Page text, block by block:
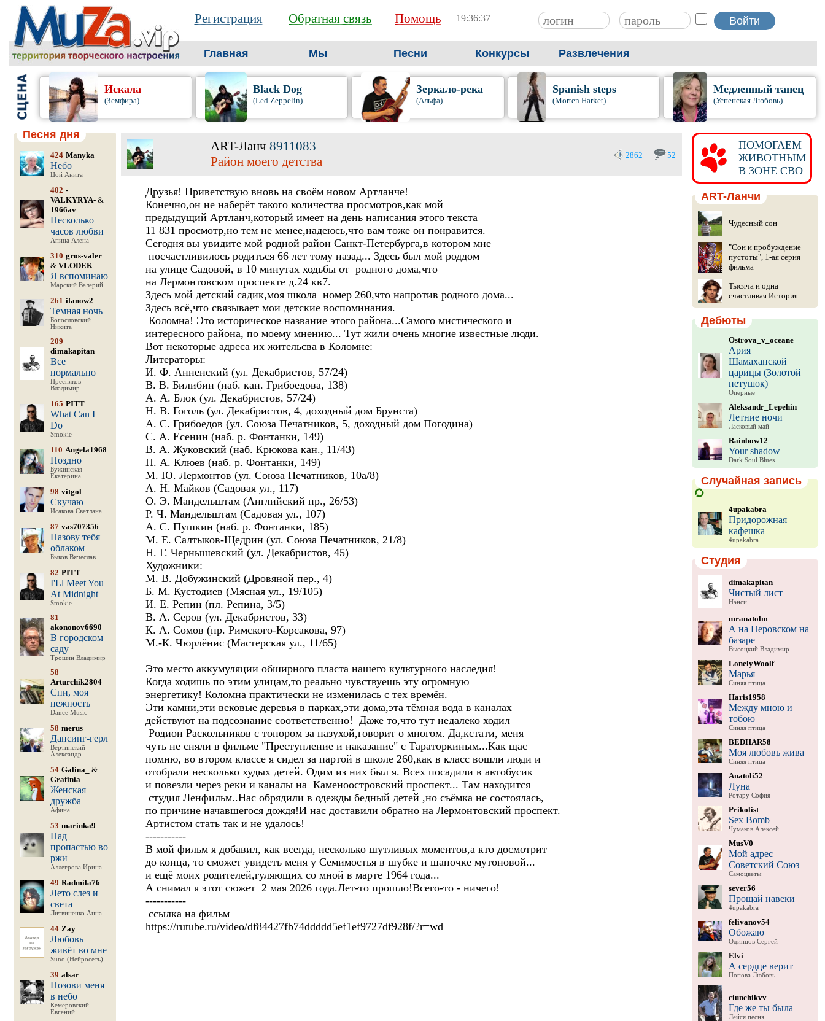
Регистрация Обратная связь Помощь 19:36:38
Главная Мы Песни Конкурсы Развлечения
Искала
(Земфира)
Black Dog
(Led Zeppelin)
Зеркало-река
(Альфа)
Spanish steps
(Morten Harket)
Медленный танец
(Успенская Любовь)
Песня дня
424 Manyka
Небо
Цой Анита
402 -
VALKYRYA-&
1966av
Несколько
часов любви
Апина Алена
310 gros-valer
& VLODEK
Я вспоминаю
Марский Валерий
261 ifanow2
Темная ночь
Богословский
Никита
209
dimakapitan
Все
нормально
Пресняков
Владимир
165 PITT
What Can I
Do
Smokie
110 Angela1968
Поздно
Бужинская
Екатерина
98 vitgol
Скучаю
Исакова Светлана
87 vas707356
Назову тебя
облаком
Быков Вячеслав
82 PITT
I'Ll Meet You
At Midnight
Smokie
81
akononov6690
В городском
саду
Трошин Владимир
58
Arturchik2804
Спи, моя
нежность
Dance Music
58 merus
Дансинг-герл
Вертинский
Александр
54 Galina_
&
Grafinia
Женская
дружба
Афина
53 marinka9
Над
пропастью во
ржи
Аллегрова Ирина
49 Radmila76
Лето слез и
света
Литвиненко Анна
44 Zay
Любовь
живёт во мне
Suno (Нейросеть)
39 alsar
Позови меня
в небо
Кемеровский
Евгений
ART-Ланч 8911083
Район моего детства
2862 52
Друзья! Приветствую вновь на своём новом Артланче!
Конечно,он не наберёт такого количества просмотров,как мой
предыдущий Артланч,который имеет на день написания этого текста
11 831 просмотр,но тем не менее,надеюсь,что вам тоже он понравится.
Сегодня вы увидите мой родной район Санкт-Петербурга,в котором мне
посчастливилось родиться 66 лет тому назад... Здесь был мой роддом
на улице Садовой, в 10 минутах ходьбы от родного дома,что
на Лермонтовском проспекте д.24 кв7.
Здесь мой детский садик,моя школа номер 260,что напротив родного дома...
Здесь всё,что связывает мои детские воспоминания.
Коломна! Это историческое название этого района...Самого мистического и
интересного района, по моему мнению... Тут жили очень многие известные люди.
Вот некоторые адреса их жительсва в Коломне:
Литераторы:
И. Ф. Анненский (ул. Декабристов, 57/24)
В. В. Билибин (наб. кан. Грибоедова, 138)
А. А. Блок (ул. Декабристов, 57/24)
Н. В. Гоголь (ул. Декабристов, 4, доходный дом Брунста)
А. С. Грибоедов (ул. Союза Печатников, 5, доходный дом Погодина)
С. А. Есенин (наб. р. Фонтанки, 149)
В. А. Жуковский (наб. Крюкова кан., 11/43)
Н. А. Клюев (наб. р. Фонтанки, 149)
М. Ю. Лермонтов (ул. Союза Печатников, 10а/8)
А. Н. Майков (Садовая ул., 117)
О. Э. Мандельштам (Английский пр., 26/53)
Р. Ч. Мандельштам (Садовая ул., 107)
А. С. Пушкин (наб. р. Фонтанки, 185)
М. Е. Салтыков-Щедрин (ул. Союза Печатников, 21/8)
Н. Г. Чернышевский (ул. Декабристов, 45)
Художники:
М. В. Добужинский (Дровяной пер., 4)
Б. М. Кустодиев (Мясная ул., 19/105)
И. Е. Репин (пл. Репина, 3/5)
В. А. Серов (ул. Декабристов, 33)
К. А. Сомов (пр. Римского-Корсакова, 97)
М.-К. Чюрлёнис (Мастерская ул., 11/65)
Это место аккумуляции обширного пласта нашего культурного наследия!
Когда ходишь по этим улицам,то реально чувствуешь эту огромную
энергетику! Коломна практически не изменилась с тех времён.
Эти камни,эти вековые деревья в парках,эти дома,эта тёмная вода в каналах
действуют на подсознание соответственно! Даже то,что тут недалеко ходил
Родион Раскольников с топором за пазухой,говорит о многом. Да,кстати, меня
чуть не сняли в фильме "Преступление и наказание" с Тараторкиным...Как щас
помню, во втором классе я сидел за партой в школе 260,как в класс вошли люди и
отобрали несколько худых детей. Одим из них был я. Всех посадили в автобусик
и повезли через реки и каналы на Каменоостровский проспект... Там находится
студия Ленфильм..Нас обрядили в одежды бедный детей ,но съёмка не состоялась,
по причине начавшегося дождя!И нас доставили обратно на Лермонтовский проспект.
Артистом стать так и не удалось!
-----------
В мой фильм я добавил, как всегда, несколько шутливых моментов,а кто досмотрит
до конца, то сможет увидеть меня у Семимостья в шубке и шапочке мутоновой...
и ещё моих родителей,гуляющих со мной в марте 1964 года...
А снимал я этот сюжет 2 мая 2026 года.Лет-то прошло!Всего-то - ничего!
-----------
ссылка на фильм
https://rutube.ru/video/df84427fb74ddddd5ef1ef9727df928f/?r=wd
ПОМОГАЕМ
ЖИВОТНЫМ
В ЗОНЕ СВО
ART-Ланчи
Чудесный сон
"Сон и пробуждение
пустоты", 1-ая серия
фильма
Тысяча и одна
счастливая История
Дебюты
Ostrova_v_oceane
Ария
Шамаханской
царицы (Золотой
петушок)
Оперные
Aleksandr_Lepehin
Летние ночи
Ласковый май
Rainbow12
Your shadow
Dark Soul Blues
Случайная запись
4upakabra
Придорожная
кафешка
4upakabra
Студия
dimakapitan
Чистый лист
Нэнси
mranatolm
А на Перовском на
базаре
Высоцкий Владимир
LonelyWoolf
Марья
Синяя птица
Haris1958
Между мною и
тобою
Синяя птица
BEDHAR58
Моя любовь жива
Синяя птица
Anatoli52
Луна
Ротару София
Prikolist
Sex Bomb
Чумаков Алексей
MusV0
Мой адрес
Советский Союз
Самоцветы
sever56
Прощай навеки
4upakabra
felivanov54
Обожаю
Одинцов Сергей
Elvi
А сердце верит
Попова Любовь
ciunchikvv
Где же ты была
Лейся песня